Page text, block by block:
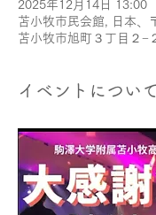
2025年12月14日 13:00
苫小牧市民会館, 日本、
苫小牧市旭町３丁目２−
イベントについて